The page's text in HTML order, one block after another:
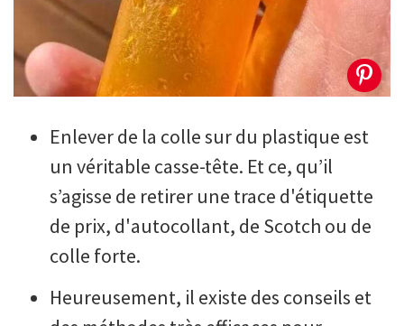
Enlever de la colle sur du plastique est
un véritable casse-tête. Et ce, qu’il
s’agisse de retirer une trace d'étiquette
de prix, d'autocollant, de Scotch ou de
colle forte.
Heureusement, il existe des conseils et